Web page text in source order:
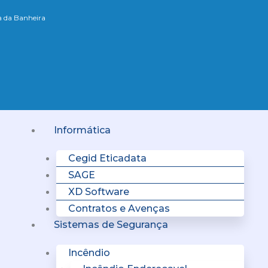
da Banheira
Informática
Cegid Eticadata
SAGE
XD Software
Contratos e Avenças
Sistemas de Segurança
Incêndio
Menu